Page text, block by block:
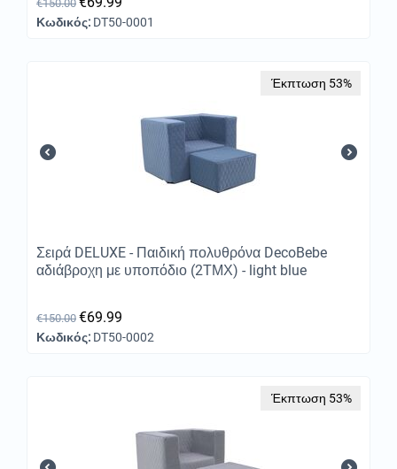
€150.00
Κωδικός: DT50-0001
Έκπτωση 53%
Σειρά DELUXE - Παιδική πολυθρόνα DecoBebe
αδιάβροχη με υποπόδιο (2ΤΜΧ) - light blue
€150.00 €69.99
Κωδικός: DT50-0002
Έκπτωση 53%